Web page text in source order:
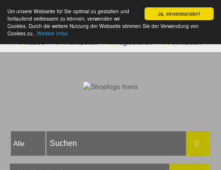
Ja, einverstanden!
Um unsere Webseite für Sie optimal zu gestalten und
fortlaufend verbessern zu können, verwenden wir
Cookies. Durch die weitere Nutzung der Webseite stimmen Sie der Verwendung von
Cookies zu.. Weitere Infos